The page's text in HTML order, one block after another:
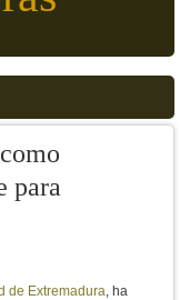
para
de Extremadura, ha